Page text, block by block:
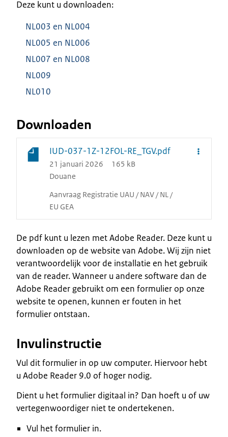
Deze kunt u downloaden:
NL003 en NL004
NL005 en NL006
NL007 en NL008
NL009
NL010
Downloaden
IUD-037-1Z-12FOL-RE_TGV.pdf
21 januari 2026
165 kB
Douane
Aanvraag Registratie UAU / NAV / NL /
EU GEA
De pdf kunt u lezen met Adobe Reader. Deze kunt u
downloaden op de website van Adobe. Wij zijn niet
verantwoordelijk voor de installatie en het gebruik
van de reader. Wanneer u andere software dan de
Adobe Reader gebruikt om een formulier op onze
website te openen, kunnen er fouten in het
formulier ontstaan.
Invulinstructie
Vul dit formulier in op uw computer. Hiervoor hebt
u Adobe Reader 9.0 of hoger nodig.
Dient u het formulier digitaal in? Dan hoeft u of uw
vertegenwoordiger niet te ondertekenen.
Vul het formulier in.